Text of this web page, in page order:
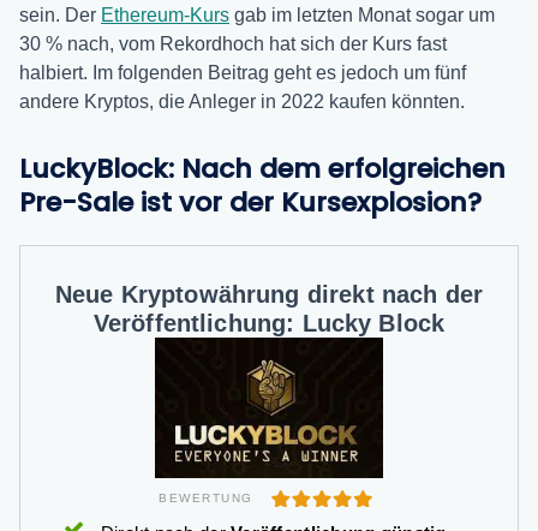
sein. Der Ethereum-Kurs gab im letzten Monat sogar um
30 % nach, vom Rekordhoch hat sich der Kurs fast
halbiert. Im folgenden Beitrag geht es jedoch um fünf
andere Kryptos, die Anleger in 2022 kaufen könnten.
LuckyBlock: Nach dem erfolgreichen
Pre-Sale ist vor der Kursexplosion?
Neue Kryptowährung direkt nach der
Veröffentlichung: Lucky Block
BEWERTUNG